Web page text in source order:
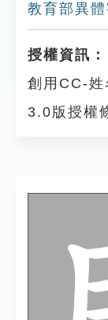
教育部異
授權資訊：
創用CC-姓
3.0版授權